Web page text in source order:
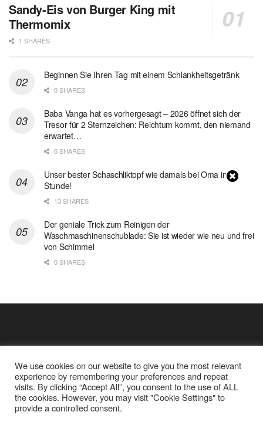
Sandy-Eis von Burger King mit
Thermomix
1 SHARES
Beginnen Sie Ihren Tag mit einem Schlankheitsgetränk
0 SHARES
Baba Vanga hat es vorhergesagt – 2026 öffnet sich der
Tresor für 2 Sternzeichen: Reichtum kommt, den niemand
erwartet…
0 SHARES
Unser bester Schaschliktopf wie damals bei Oma in 1
Stunde!
13 SHARES
Der geniale Trick zum Reinigen der
Waschmaschinenschublade: Sie ist wieder wie neu und frei
von Schimmel
0 SHARES
Cookie Policy
Datenschutz
Google Analytics und Cookie Dateien
We use cookies on our website to give you the most relevant
experience by remembering your preferences and repeat
visits. By clicking “Accept All”, you consent to the use of ALL
the cookies. However, you may visit "Cookie Settings" to
provide a controlled consent.